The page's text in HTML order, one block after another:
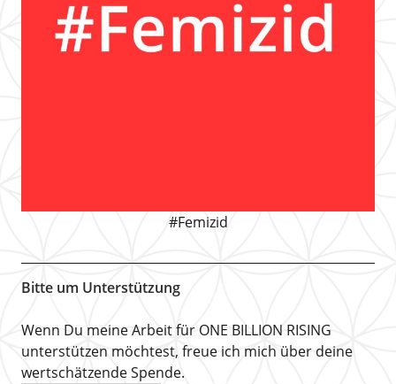
#Femizid
Bitte um Unterstützung
Wenn Du meine Arbeit für ONE BILLION RISING
unterstützen möchtest, freue ich mich über deine
wertschätzende Spende.